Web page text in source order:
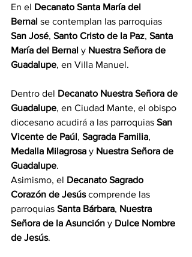
En el Decanato Santa María del
Bernal se contemplan las parroquias
San José, Santo Cristo de la Paz, Santa
María del Bernal y Nuestra Señora de
Guadalupe, en Villa Manuel.
Dentro del Decanato Nuestra Señora de
Guadalupe, en Ciudad Mante, el obispo
diocesano acudirá a las parroquias San
Vicente de Paúl, Sagrada Familia,
Medalla Milagrosa y Nuestra Señora de
Guadalupe.
Asimismo, el Decanato Sagrado
Corazón de Jesús comprende las
parroquias Santa Bárbara, Nuestra
Señora de la Asunción y Dulce Nombre
de Jesús.